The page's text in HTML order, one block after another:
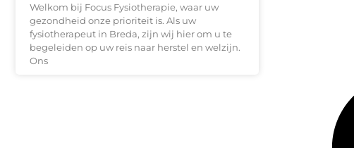
Welkom bij Focus Fysiotherapie, waar uw
gezondheid onze prioriteit is. Als uw
fysiotherapeut in Breda, zijn wij hier om u te
begeleiden op uw reis naar herstel en welzijn.
Ons